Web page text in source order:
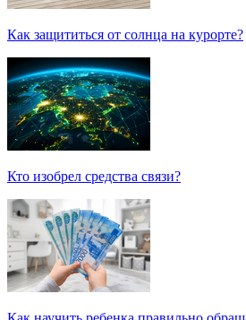
Как защититься от солнца на курорте?
Кто изобрел средства связи?